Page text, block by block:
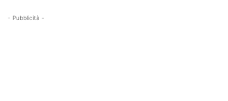
- Pubblicità -